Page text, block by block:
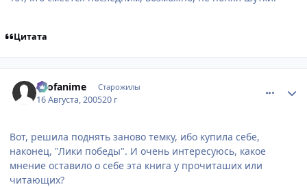
Цитата
allofanime Старожилы
16 Августа, 200520 г
Вот, решила поднять заново темку, ибо купила себе,
наконец, "Лики победы". И очень интересуюсь, какое
мнение оставило о себе эта книга у прочиташих или
читающих?